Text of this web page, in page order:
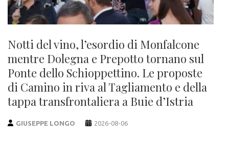
Notti del vino, l’esordio di Monfalcone
mentre Dolegna e Prepotto tornano sul
Ponte dello Schioppettino. Le proposte
di Camino in riva al Tagliamento e della
tappa transfrontaliera a Buie d’Istria
GIUSEPPE LONGO 2026-08-06